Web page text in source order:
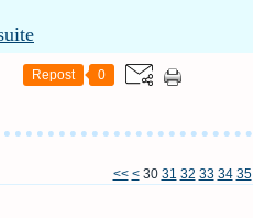
Repost 0
<< < 10
20
30 31 32 33 34 35